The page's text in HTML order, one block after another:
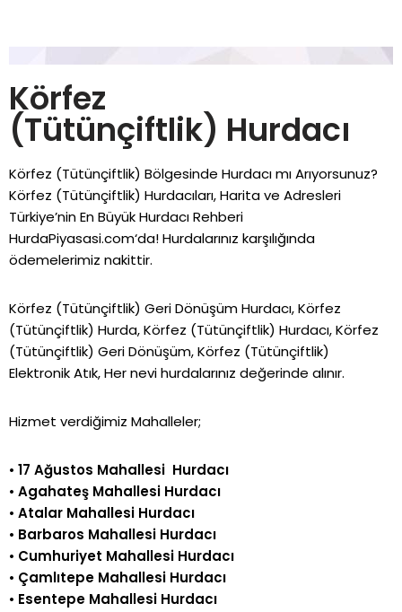
Körfez
(Tütünçiftlik) Hurdacı
Körfez (Tütünçiftlik) Bölgesinde Hurdacı mı Arıyorsunuz?
Körfez (Tütünçiftlik) Hurdacıları, Harita ve Adresleri
Türkiye’nin En Büyük Hurdacı Rehberi
HurdaPiyasasi.com‘da! Hurdalarınız karşılığında
ödemelerimiz nakittir.
Körfez (Tütünçiftlik) Geri Dönüşüm Hurdacı, Körfez
(Tütünçiftlik) Hurda, Körfez (Tütünçiftlik) Hurdacı, Körfez
(Tütünçiftlik) Geri Dönüşüm, Körfez (Tütünçiftlik)
Elektronik Atık, Her nevi hurdalarınız değerinde alınır.
Hizmet verdiğimiz Mahalleler;
• 17 Ağustos Mahallesi Hurdacı
• Agahateş Mahallesi Hurdacı
• Atalar Mahallesi Hurdacı
• Barbaros Mahallesi Hurdacı
• Cumhuriyet Mahallesi Hurdacı
• Çamlıtepe Mahallesi Hurdacı
• Esentepe Mahallesi Hurdacı